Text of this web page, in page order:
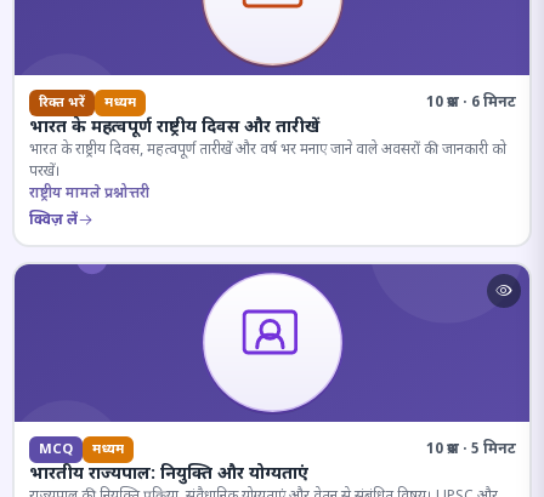
रिक्त भरें मध्यम 10 प्रश्न · 6 मिनट
भारत के महत्वपूर्ण राष्ट्रीय दिवस और तारीखें
भारत के राष्ट्रीय दिवस, महत्वपूर्ण तारीखें और वर्ष भर मनाए जाने वाले अवसरों की जानकारी को
परखें।
राष्ट्रीय मामले प्रश्नोत्तरी
क्विज़ लें
MCQ मध्यम 10 प्रश्न · 5 मिनट
भारतीय राज्यपाल: नियुक्ति और योग्यताएं